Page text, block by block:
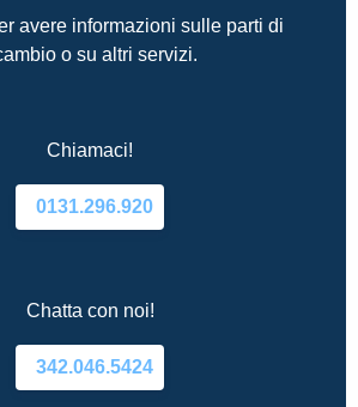
avere informazioni sulle parti di
o su altri servizi.
Chiamaci!
0131.296.920
Chatta con noi!
342.046.5424